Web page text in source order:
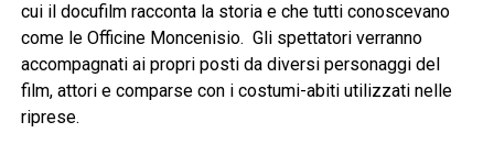
cui il docufilm racconta la storia e che tutti conoscevano
come le Officine Moncenisio. Gli spettatori verranno
accompagnati ai propri posti da diversi personaggi del
film, attori e comparse con i costumi-abiti utilizzati nelle
riprese.